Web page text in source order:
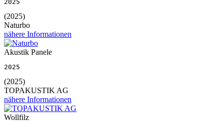
2025
(2025)
Naturbo
nähere Informationen
Akustik Panele
2025
(2025)
TOPAKUSTIK AG
nähere Informationen
Wollfilz